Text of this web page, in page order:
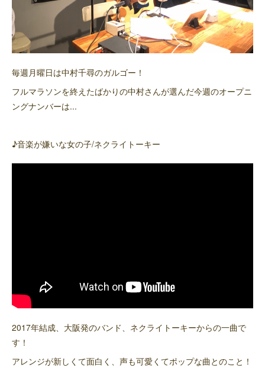
毎週月曜日は中村千尋のガルゴー！
フルマラソンを終えたばかりの中村さんが選んだ今週のオープニ
ングナンバーは...
♪音楽が嫌いな女の子/ネクライトーキー
2017年結成、大阪発のバンド、ネクライトーキーからの一曲で
す！
アレンジが新しくて面白く、声も可愛くてポップな曲とのこと！